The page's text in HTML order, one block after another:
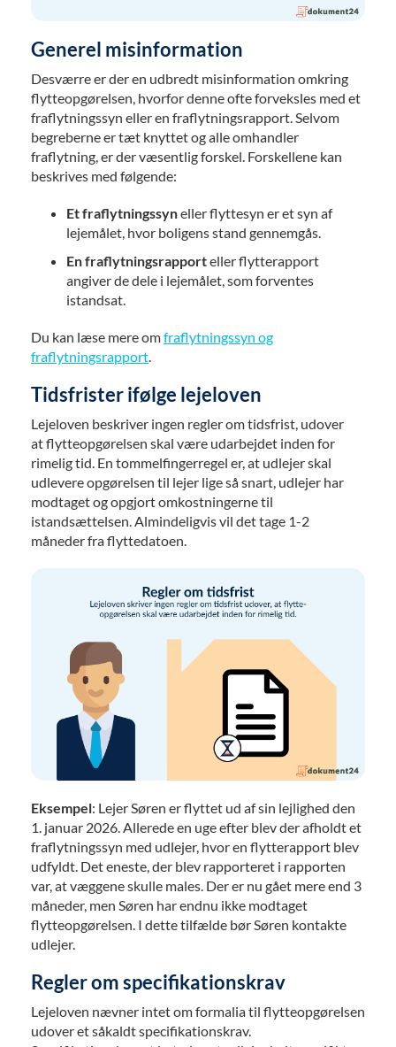
Generel misinformation
Desværre er der en udbredt misinformation omkring
flytteopgørelsen, hvorfor denne ofte forveksles med et
fraflytningssyn eller en fraflytningsrapport. Selvom
begreberne er tæt knyttet og alle omhandler
fraflytning, er der væsentlig forskel. Forskellene kan
beskrives med følgende:
Et fraflytningssyneller flyttesyn er et syn af
lejemålet, hvor boligens stand gennemgås.
En fraflytningsrapporteller flytterapport
angiver de dele i lejemålet, som forventes
istandsat.
Du kan læse mere omfraflytningssyn og
fraflytningsrapport.
Tidsfrister ifølge lejeloven
Lejeloven beskriver ingen regler om tidsfrist, udover
at flytteopgørelsen skal være udarbejdet inden for
rimelig tid. En tommelfingerregel er, at udlejer skal
udlevere opgørelsen til lejer lige så snart, udlejer har
modtaget og opgjort omkostningerne til
istandsættelsen. Almindeligvis vil det tage 1-2
måneder fra flyttedatoen.
Eksempel: Lejer Søren er flyttet ud af sin lejlighed den
1. januar 2026. Allerede en uge efter blev der afholdt et
fraflytningssyn med udlejer, hvor en flytterapport blev
udfyldt. Det eneste, der blev rapporteret i rapporten
var, at væggene skulle males. Der er nu gået mere end 3
måneder, men Søren har endnu ikke modtaget
flytteopgørelsen. I dette tilfælde bør Søren kontakte
udlejer.
Regler om specifikationskrav
Lejeloven nævner intet om formalia til flytteopgørelsen
udover et såkaldt specifikationskrav.